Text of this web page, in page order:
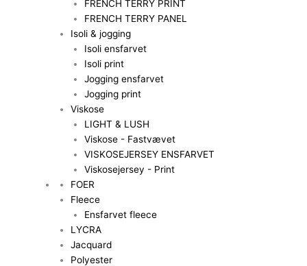
FRENCH TERRY PRINT
FRENCH TERRY PANEL
Isoli & jogging
Isoli ensfarvet
Isoli print
Jogging ensfarvet
Jogging print
Viskose
LIGHT & LUSH
Viskose - Fastvævet
VISKOSEJERSEY ENSFARVET
Viskosejersey - Print
FOER
Fleece
Ensfarvet fleece
LYCRA
Jacquard
Polyester